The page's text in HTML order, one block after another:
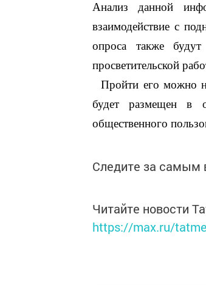
Анализ данной
взаимодействие с
опроса также
просветительской
Пройти его можно
будет размещен в
общественного
Следите за
Читайте новости
https://max.ru/